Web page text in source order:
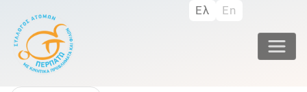
Παράκαμψη
Ελ En